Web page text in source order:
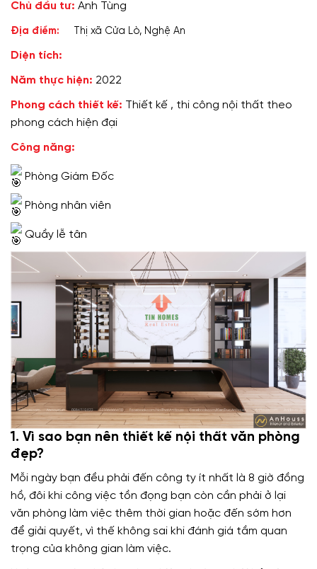
Chủ đầu tư: Anh Tùng
Địa điểm: Thị xã Cửa Lò, Nghệ An
Diện tích:
Năm thực hiện: 2022
Phong cách thiết kế:
Thiết kế , thi công nội thất theo
phong cách hiện đại
Công năng:
Phòng Giám Đốc
Phòng nhân viên
Quầy lễ tân
1. Vì sao bạn nên thiết kế nội thất văn phòng
đẹp?
Mỗi ngày bạn đều phải đến công ty ít nhất là 8 giờ đồng
hồ, đôi khi công việc tồn đọng bạn còn cần phải ở lại
văn phòng làm việc thêm thời gian hoặc đến sớm hơn
để giải quyết, vì thế không sai khi đánh giá tầm quan
trọng của không gian làm việc.